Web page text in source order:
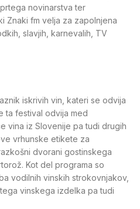
novinarstva ter
Znaki fm velja za zapolnjena
slavjih, karnevalih, TV
iskrivih vin, kateri se odvija
ta festival odvija med
vina iz Slovenije pa tudi drugih
vrhunske etikete za
dvorani gostinskega
Kot del programa so
vodilnih vinskih strokovnjakov,
vinskega izdelka pa tudi